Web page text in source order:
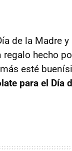
de la Madre y
regalo hecho
esté
para el Día